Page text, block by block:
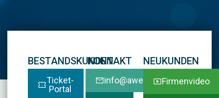
BESTANDSKUNDEN
Ticket-
Portal
KONTAKT
info@aweb.ch
NEUKUNDEN
Firmenvideo